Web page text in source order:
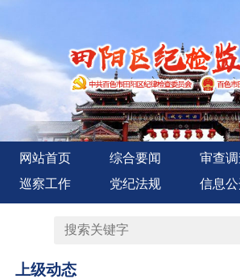
网站首页 综合要闻 审查
巡察工作
党纪法规 信息
上级动态